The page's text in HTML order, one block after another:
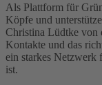
Als Plattform für
Köpfe und
Christina Lüdtke von
Kontakte und das
ein starkes Netzwerk
ist.